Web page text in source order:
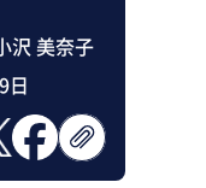
沢 美奈子
日